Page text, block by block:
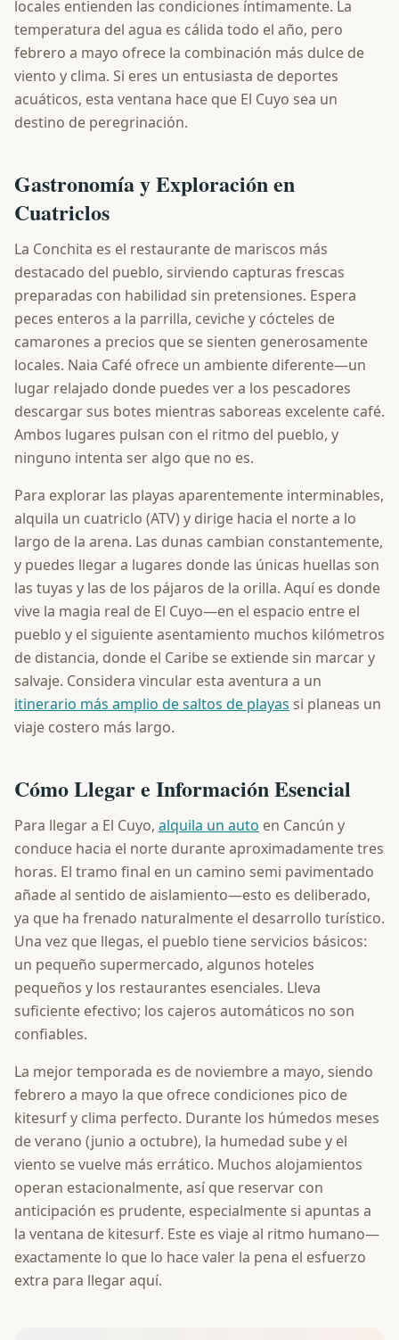
locales entienden las condiciones íntimamente. La
temperatura del agua es cálida todo el año, pero
febrero a mayo ofrece la combinación más dulce de
viento y clima. Si eres un entusiasta de deportes
acuáticos, esta ventana hace que El Cuyo sea un
destino de peregrinación.
Gastronomía y Exploración en
Cuatriclos
La Conchita es el restaurante de mariscos más
destacado del pueblo, sirviendo capturas frescas
preparadas con habilidad sin pretensiones. Espera
peces enteros a la parrilla, ceviche y cócteles de
camarones a precios que se sienten generosamente
locales. Naia Café ofrece un ambiente diferente—un
lugar relajado donde puedes ver a los pescadores
descargar sus botes mientras saboreas excelente café.
Ambos lugares pulsan con el ritmo del pueblo, y
ninguno intenta ser algo que no es.
Para explorar las playas aparentemente interminables,
alquila un cuatriclo (ATV) y dirige hacia el norte a lo
largo de la arena. Las dunas cambian constantemente,
y puedes llegar a lugares donde las únicas huellas son
las tuyas y las de los pájaros de la orilla. Aquí es donde
vive la magia real de El Cuyo—en el espacio entre el
pueblo y el siguiente asentamiento muchos kilómetros
de distancia, donde el Caribe se extiende sin marcar y
salvaje. Considera vincular esta aventura a un
itinerario más amplio de saltos de playas si planeas un
viaje costero más largo.
Cómo Llegar e Información Esencial
Para llegar a El Cuyo, alquila un auto en Cancún y
conduce hacia el norte durante aproximadamente tres
horas. El tramo final en un camino semi pavimentado
añade al sentido de aislamiento—esto es deliberado,
ya que ha frenado naturalmente el desarrollo turístico.
Una vez que llegas, el pueblo tiene servicios básicos:
un pequeño supermercado, algunos hoteles
pequeños y los restaurantes esenciales. Lleva
suficiente efectivo; los cajeros automáticos no son
confiables.
La mejor temporada es de noviembre a mayo, siendo
febrero a mayo la que ofrece condiciones pico de
kitesurf y clima perfecto. Durante los húmedos meses
de verano (junio a octubre), la humedad sube y el
viento se vuelve más errático. Muchos alojamientos
operan estacionalmente, así que reservar con
anticipación es prudente, especialmente si apuntas a
la ventana de kitesurf. Este es viaje al ritmo humano—
exactamente lo que lo hace valer la pena el esfuerzo
extra para llegar aquí.